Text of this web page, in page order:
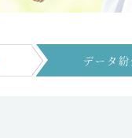
データ紛